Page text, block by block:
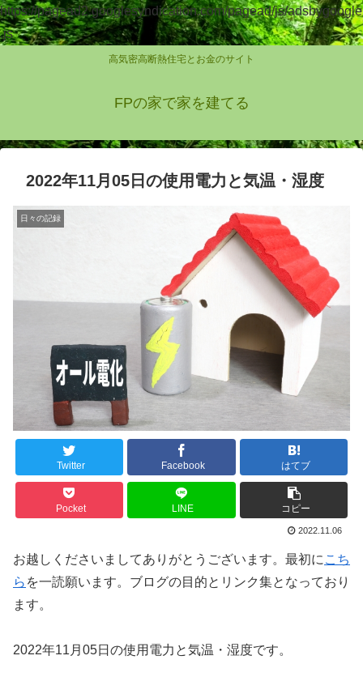
https://pagead2.googlesyndication.com/pagead/js/adsbygoogle
.js
高気密高断熱住宅とお金のサイト
FPの家で家を建てる
2022年11月05日の使用電力と気温・湿度
日々の記録
Twitter Facebook はてブ
Pocket LINE コピー
2022.11.06
お越しくださいましてありがとうございます。最初に こち
ら を一読願います。ブログの目的とリンク集となっており
ます。
2022年11月05日の使用電力と気温・湿度です。